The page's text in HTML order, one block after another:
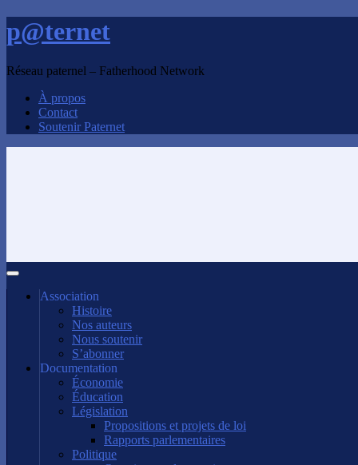
p@ternet
Réseau paternel – Fatherhood Network
À propos
Contact
Soutenir Paternet
Association
Histoire
Nos auteurs
Nous soutenir
S’abonner
Documentation
Économie
Éducation
Législation
Propositions et projets de loi
Rapports parlementaires
Politique